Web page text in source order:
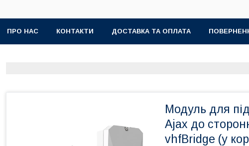
ПРО НАС КОНТАКТИ ДОСТАВКА ТА ОПЛАТА
Модуль для
Ajax до
vhfBridge (у